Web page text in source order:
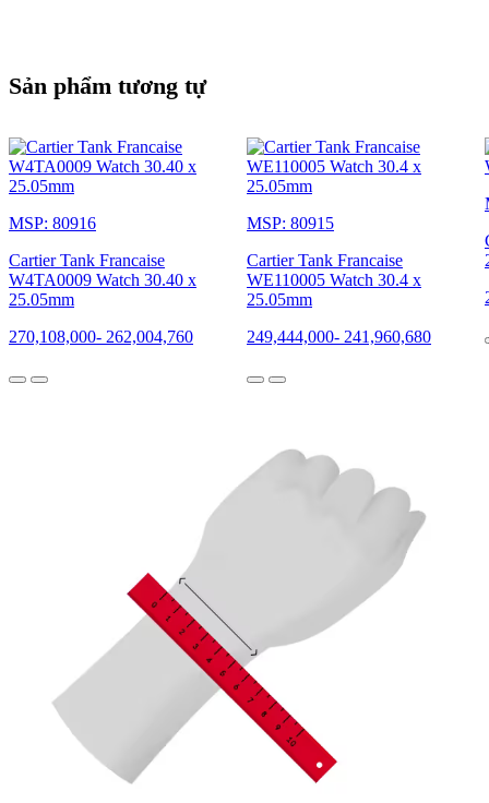
Sản phẩm tương tự
MSP: 80916
Cartier Tank Francaise
W4TA0009 Watch 30.40 x
25.05mm
270,108,000- 262,004,760
MSP: 80915
Cartier Tank Francaise
WE110005 Watch 30.4 x
25.05mm
249,444,000- 241,960,680